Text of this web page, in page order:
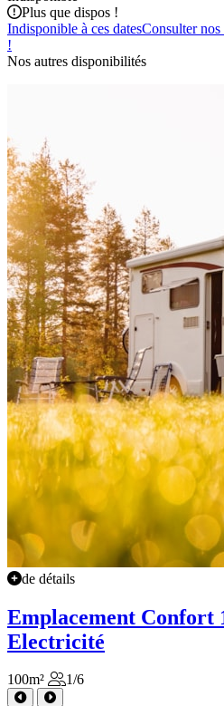
Plus que dispos !
Indisponible à ces datesConsulter nos
!
Nos autres disponibilités
de détails
Emplacement Confort
Electricité
100m² 1/6